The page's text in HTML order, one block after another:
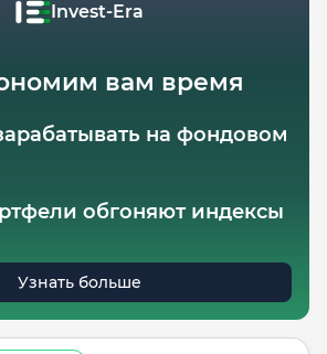
Invest-Era
вам время
на фондовом
обгоняют индексы
Узнать больше